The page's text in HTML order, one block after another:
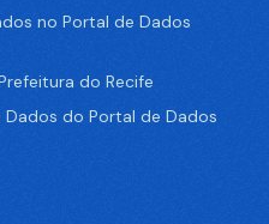
no Portal de Dados
do Recife
do Portal de Dados